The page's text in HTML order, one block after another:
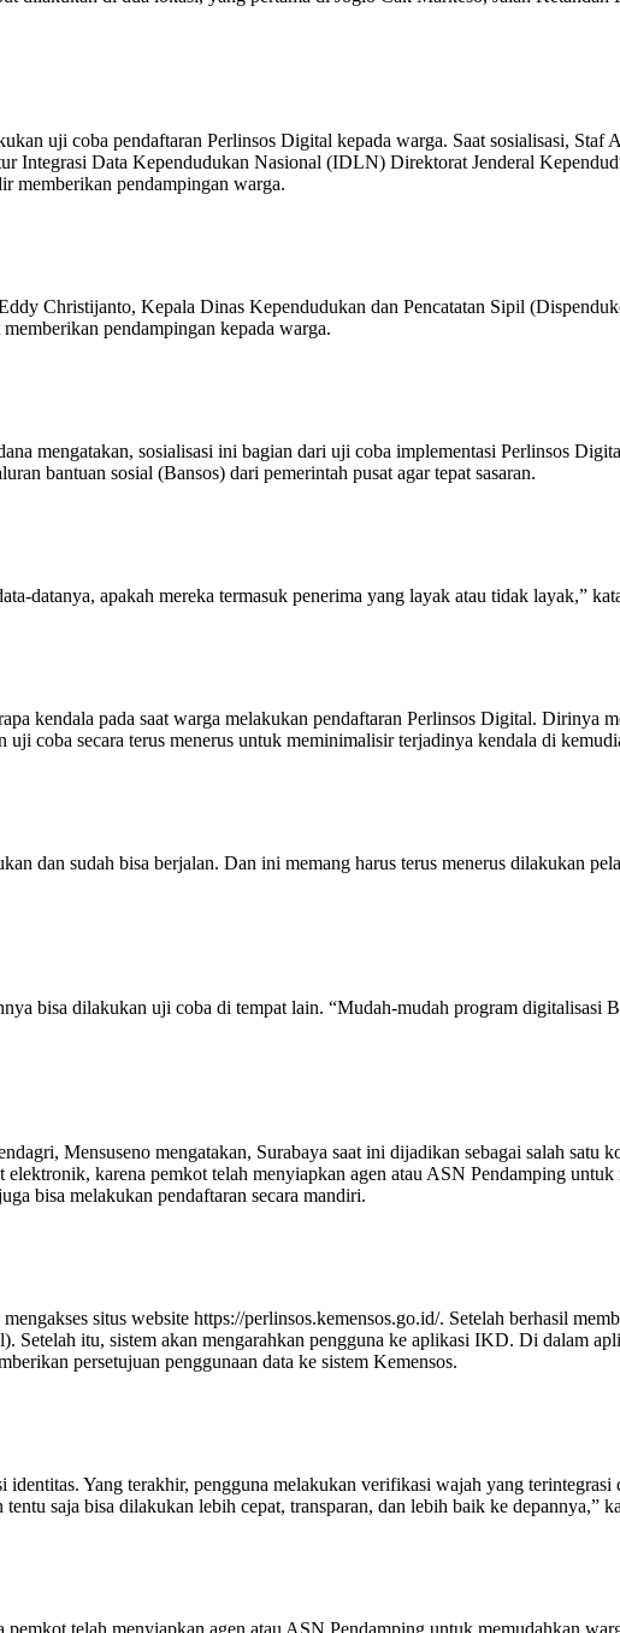
uji coba pendaftaran Perlinsos Digital kepada warga. Saat sosialisasi,
Integrasi Data Kependudukan Nasional (IDLN) Direktorat Jenderal
memberikan pendampingan warga.
Christijanto, Kepala Dinas Kependudukan dan Pencatatan Sipil
pendampingan kepada warga.
mengatakan, sosialisasi ini bagian dari uji coba implementasi Perlinsos
bantuan sosial (Bansos) dari pemerintah pusat agar tepat sasaran.
datanya, apakah mereka termasuk penerima yang layak atau tidak layak,”
kendala pada saat warga melakukan pendaftaran Perlinsos Digital. Dirinya
coba secara terus menerus untuk meminimalisir terjadinya kendala di
dan sudah bisa berjalan. Dan ini memang harus terus menerus dilakukan
bisa dilakukan uji coba di tempat lain. “Mudah-mudah program digitalisasi
Mensuseno mengatakan, Surabaya saat ini dijadikan sebagai salah satu
karena pemkot telah menyiapkan agen atau ASN Pendamping
bisa melakukan pendaftaran secara mandiri.
situs website https://perlinsos.kemensos.go.id/. Setelah berhasil
itu, sistem akan mengarahkan pengguna ke aplikasi IKD. Di dalam
persetujuan penggunaan data ke sistem Kemensos.
Yang terakhir, pengguna melakukan verifikasi wajah yang terintegrasi
saja bisa dilakukan lebih cepat, transparan, dan lebih baik ke depannya,”
telah menyiapkan agen atau ASN Pendamping untuk memudahkan